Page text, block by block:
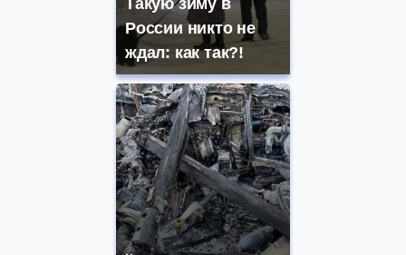
России никто не
ждал: как так?!